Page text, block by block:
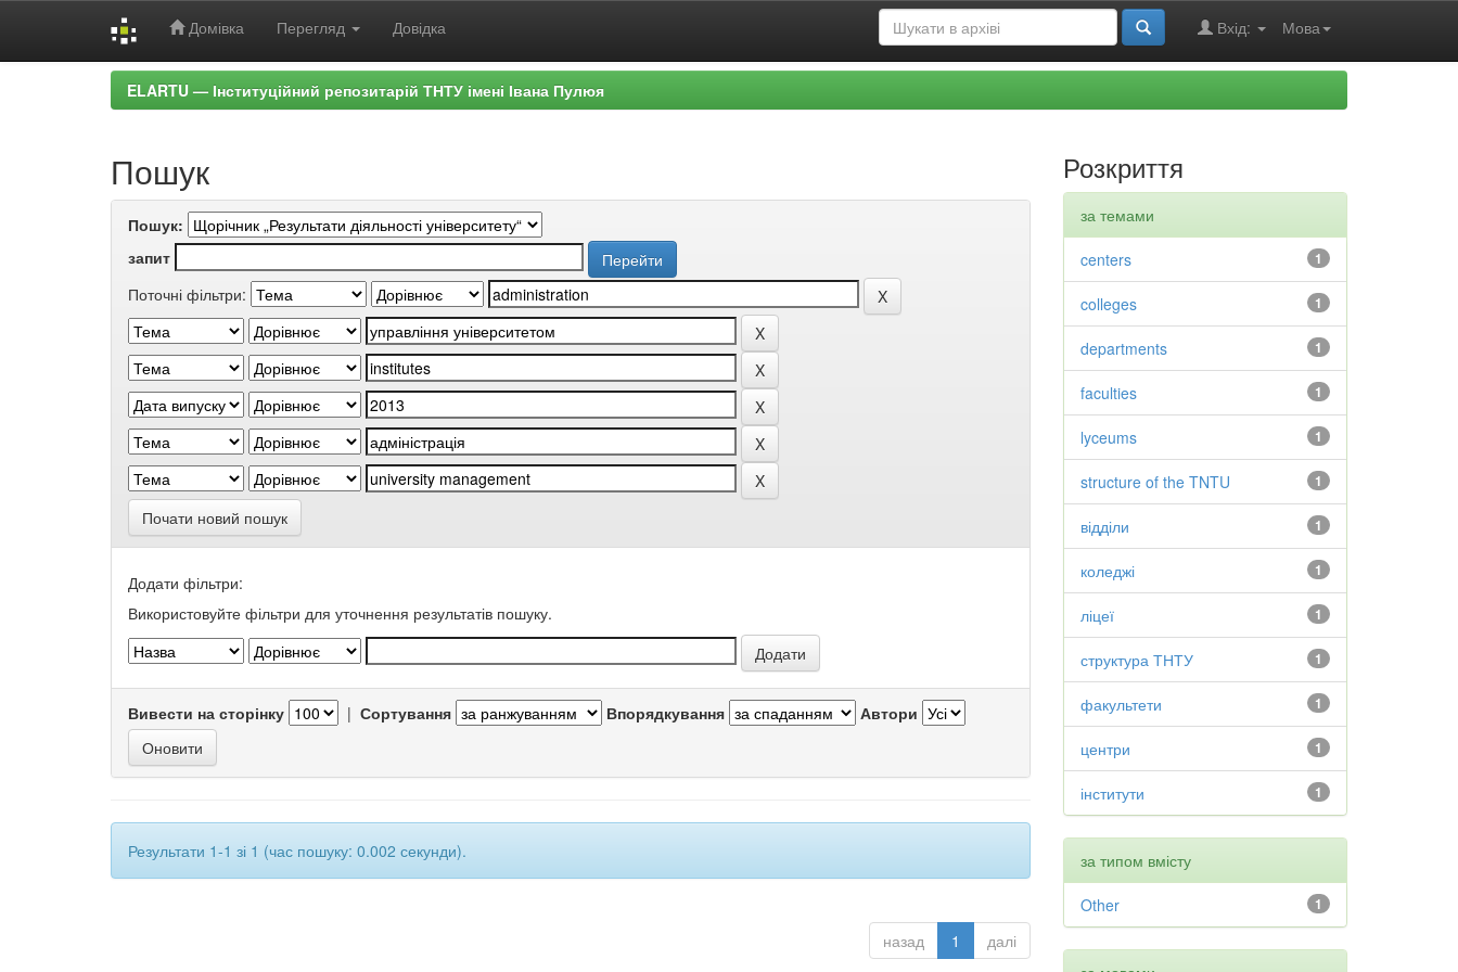
Домівка Перегляд Довідка Мова
Вхід:
ELARTU — Інституційний репозитарій ТНТУ імені Івана Пулюя
Пошук
Пошук:
запит
Поточні фільтри:
Почати новий пошук
Додати фільтри:
Використовуйте фільтри для уточнення результатів пошуку.
Вивести на сторінку | Сортування Впорядкування Автори
Результати 1-1 зі 1 (час пошуку: 0.002 секунди).
назад 1 далі
Розкриття
за темами
1
centers
1
colleges
1
departments
1
faculties
1
lyceums
1
structure of the TNTU
1
відділи
1
коледжі
1
ліцеї
1
структура ТНТУ
1
факультети
1
центри
1
інститути
за типом вмісту
1
Other